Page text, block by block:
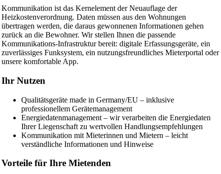
Kommunikation ist das Kernelement der Neuauflage der
Heizkostenverordnung. Daten müssen aus den Wohnungen
übertragen werden, die daraus gewonnenen Informationen gehen
zurück an die Bewohner. Wir stellen Ihnen die passende
Kommunikations-Infrastruktur bereit: digitale Erfassungsgeräte, ein
zuverlässiges Funksystem, ein nutzungsfreundliches Mieterportal oder
unsere komfortable App.
Ihr Nutzen
Qualitätsgeräte made in Germany/EU – inklusive
professionellem Gerätemanagement
Energiedatenmanagement – wir verarbeiten die Energiedaten
Ihrer Liegenschaft zu wertvollen Handlungsempfehlungen
Kommunikation mit Mieterinnen und Mietern – leicht
verständliche Informationen und Hinweise
Vorteile für Ihre Mietenden